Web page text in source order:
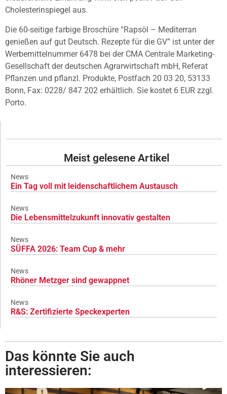
Cholesterinspiegel aus.
Die 60-seitige farbige Broschüre “Rapsöl – Mediterran
genießen auf gut Deutsch. Rezepte für die GV” ist unter der
Werbemittelnummer 6478 bei der CMA Centrale Marketing-
Gesellschaft der deutschen Agrarwirtschaft mbH, Referat
Pflanzen und pflanzl. Produkte, Postfach 20 03 20, 53133
Bonn, Fax: 0228/ 847 202 erhältlich. Sie kostet 6 EUR zzgl.
Porto.
Meist gelesene Artikel
News
Ein Tag voll mit leidenschaftlichem Austausch
News
Die Lebensmittelzukunft innovativ gestalten
News
SÜFFA 2026: Team Cup & mehr
News
Rhöner Metzger sind gewappnet
News
R&S: Zertifizierte Speckexperten
Das könnte Sie auch
interessieren: